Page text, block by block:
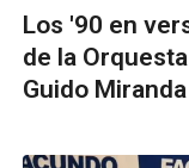
Los '90 en
de la
Guido Miranda